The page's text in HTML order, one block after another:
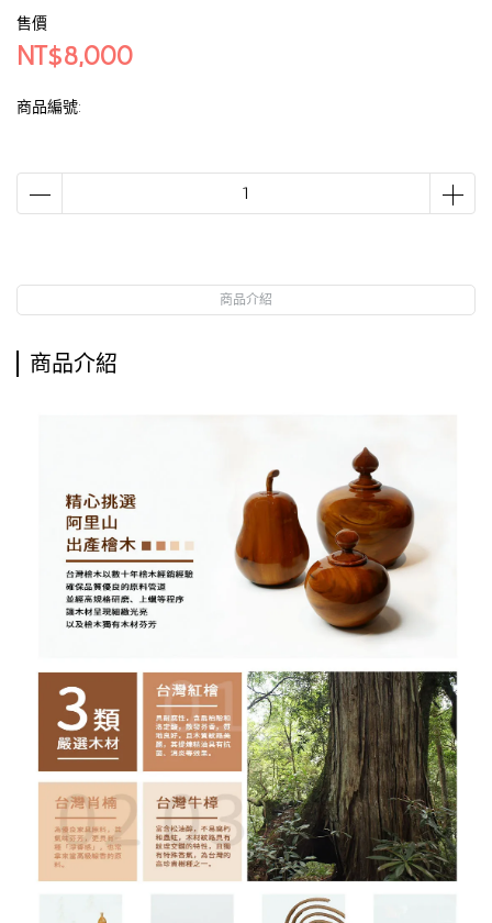
售價
NT$8,000
商品編號:
商品介紹
商品介紹